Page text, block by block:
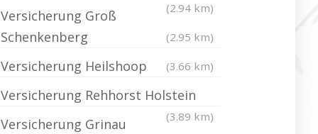
(2.94 km)
Versicherung Groß
Schenkenberg
(2.95 km)
Versicherung Heilshoop (3.66 km)
Versicherung Rehhorst Holstein
(3.89 km)
Versicherung Grinau